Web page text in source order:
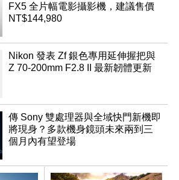
FX5 全片幅電影攝影機，建議售價
NT$144,980
Nikon 發表 Zf 銀色專用延伸握把與
Z 70-200mm F2.8 II 最新韌體更新
傳 Sony 雙處理器與全域快門新機即
將現身？多款機身鏡頭未來兩到三
個月內有望登場